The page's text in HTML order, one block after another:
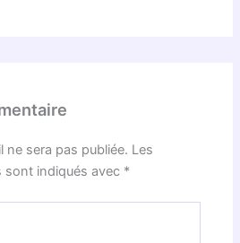
ne sera pas publiée. Les
indiqués avec *